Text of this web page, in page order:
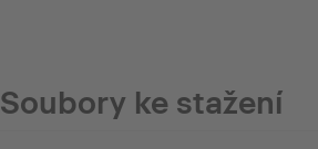
Soubory ke stažení